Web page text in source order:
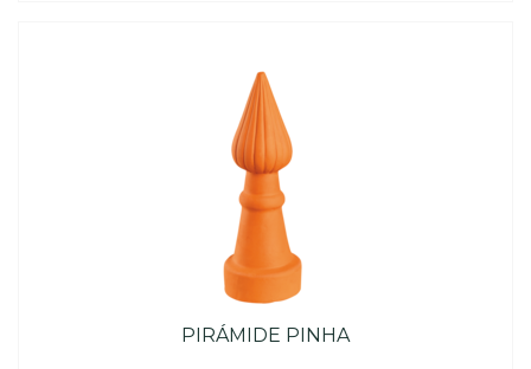
PIRÁMIDE PINHA